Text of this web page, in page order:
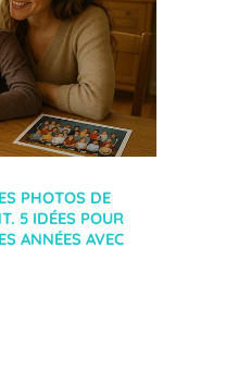
PHOTOS DE
5 IDÉES POUR
ANNÉES AVEC